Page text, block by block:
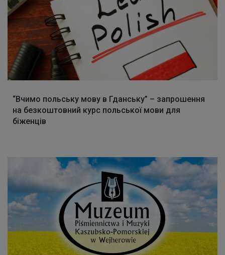
“Вчимо польську мову в Гданську” – запрошення
на безкоштовний курс польської мови для
біженців